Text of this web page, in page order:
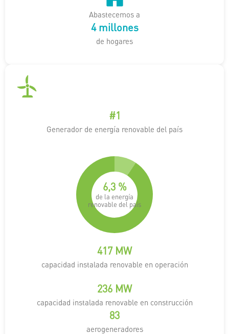
Abastecemos a
7millones
de hogares
#2
Generador de energía renovable del país
9,4%
de la energía
renovable del país
652MW
capacidad instalada renovable en operación
368 MW
capacidad instalada renovable en construcción
129
aerogeneradores